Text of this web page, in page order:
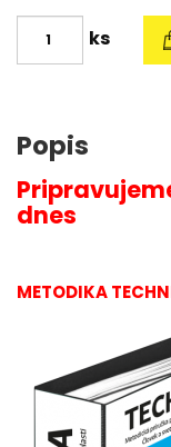
ks
Popis
dnes
METODIKA